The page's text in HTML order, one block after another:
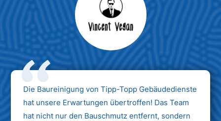
Max Mustermann
Unternehmen AG
Die Baureinigung von Tipp-Topp Gebäudedienste
hat unsere Erwartungen übertroffen! Das Team
hat nicht nur den Bauschmutz entfernt, sondern